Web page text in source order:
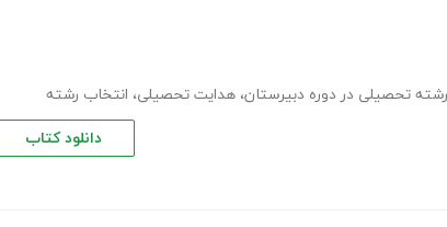
تحصیلی در دوره دبیرستان، هدایت تحصیلی، انتخاب رشته
دانلود کتاب